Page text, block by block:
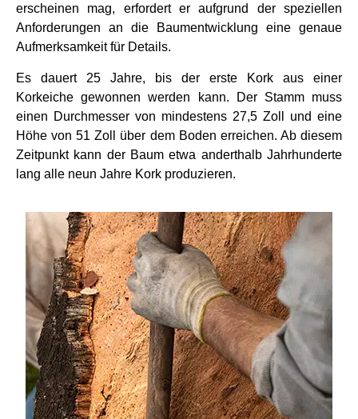
erscheinen mag, erfordert er aufgrund der speziellen
Anforderungen an die Baumentwicklung eine genaue
Aufmerksamkeit für Details.
Es dauert 25 Jahre, bis der erste Kork aus einer
Korkeiche gewonnen werden kann. Der Stamm muss
einen Durchmesser von mindestens 27,5 Zoll und eine
Höhe von 51 Zoll über dem Boden erreichen. Ab diesem
Zeitpunkt kann der Baum etwa anderthalb Jahrhunderte
lang alle neun Jahre Kork produzieren.